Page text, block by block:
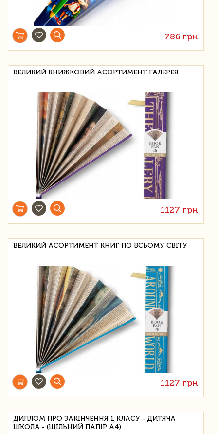
786 грн
ВЕЛИКИЙ КНИЖКОВИЙ АСОРТИМЕНТ ГАЛЕРЕЯ
1127 грн
ВЕЛИКИЙ АСОРТИМЕНТ КНИГ ПО ВСЬОМУ СВІТУ
1127 грн
ДИПЛОМ ПРО ЗАКІНЧЕННЯ 1 КЛАСУ - ДИТЯЧА
ШКОЛА - (ЩІЛЬНИЙ ПАПІР А4)